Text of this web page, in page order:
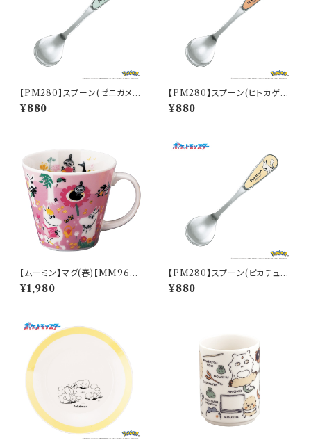
【PM280】スプーン(ゼニガメ)
【Daily Sketch】PM283-850
¥880
【PM280】スプーン(ヒトカゲ)
【Daily Sketch】PM282-850
¥880
【ムーミン】マグ(春)【MM960
0】MM9601-11
¥1,980
【PM280】スプーン(ピカチュ
ウ)【Daily Sketch】PM284-8
50
¥880